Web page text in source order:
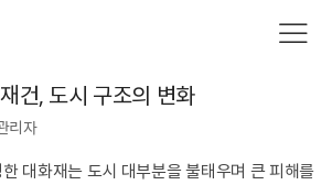
건, 도시 구조의 변화
리자
대화재는 도시 대부분을 불태우며 큰 피해를